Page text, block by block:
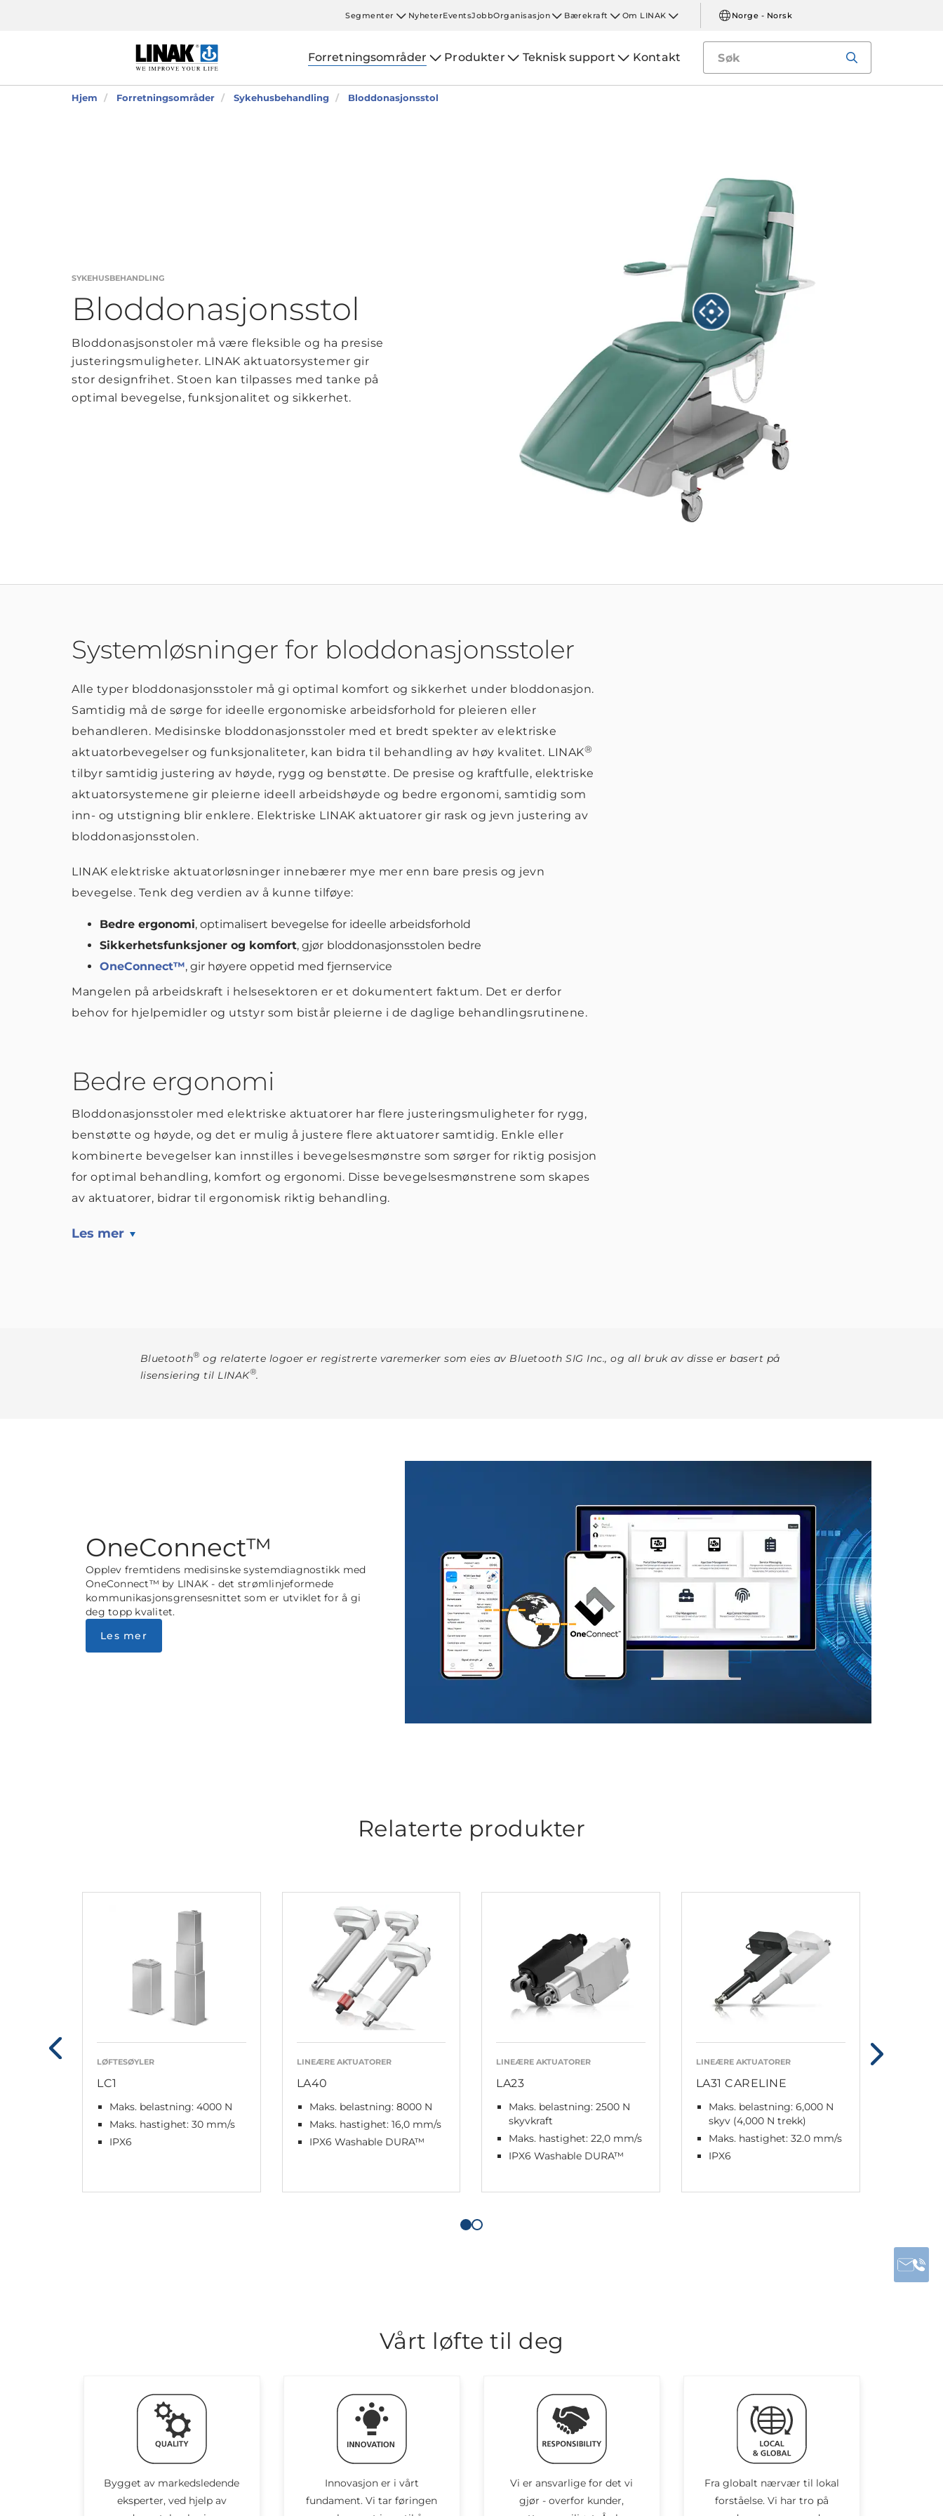
Segmenter NyheterEventsJobbOrganisasjon Bærekraft Om LINAK Norge - Norsk
Forretningsområder Produkter Teknisk support Kontakt
Hjem Forretningsområder Sykehusbehandling Bloddonasjonsstol
SYKEHUSBEHANDLING
Bloddonasjonsstol
Bloddonasjsonstoler må være fleksible og ha presise
justeringsmuligheter. LINAK aktuatorsystemer gir
stor designfrihet. Stoen kan tilpasses med tanke på
optimal bevegelse, funksjonalitet og sikkerhet.
Systemløsninger for bloddonasjonsstoler
Alle typer bloddonasjonsstoler må gi optimal komfort og sikkerhet under bloddonasjon.
Samtidig må de sørge for ideelle ergonomiske arbeidsforhold for pleieren eller
behandleren. Medisinske bloddonasjonsstoler med et bredt spekter av elektriske
aktuatorbevegelser og funksjonaliteter, kan bidra til behandling av høy kvalitet. LINAK®
tilbyr samtidig justering av høyde, rygg og benstøtte. De presise og kraftfulle, elektriske
aktuatorsystemene gir pleierne ideell arbeidshøyde og bedre ergonomi, samtidig som
inn- og utstigning blir enklere. Elektriske LINAK aktuatorer gir rask og jevn justering av
bloddonasjonsstolen.
LINAK elektriske aktuatorløsninger innebærer mye mer enn bare presis og jevn
bevegelse. Tenk deg verdien av å kunne tilføye:
Bedre ergonomi, optimalisert bevegelse for ideelle arbeidsforhold
Sikkerhetsfunksjoner og komfort, gjør bloddonasjonsstolen bedre
OneConnect™, gir høyere oppetid med fjernservice
Mangelen på arbeidskraft i helsesektoren er et dokumentert faktum. Det er derfor
behov for hjelpemidler og utstyr som bistår pleierne i de daglige behandlingsrutinene.
Bedre ergonomi
Bloddonasjonsstoler med elektriske aktuatorer har flere justeringsmuligheter for rygg,
benstøtte og høyde, og det er mulig å justere flere aktuatorer samtidig. Enkle eller
kombinerte bevegelser kan innstilles i bevegelsesmønstre som sørger for riktig posisjon
for optimal behandling, komfort og ergonomi. Disse bevegelsesmønstrene som skapes
av aktuatorer, bidrar til ergonomisk riktig behandling.
Les mer
Bluetooth® og relaterte logoer er registrerte varemerker som eies av Bluetooth SIG Inc., og all bruk av disse er basert på
lisensiering til LINAK®.
OneConnect™
Opplev fremtidens medisinske systemdiagnostikk med
OneConnect™ by LINAK - det strømlinjeformede
kommunikasjonsgrensesnittet som er utviklet for å gi
deg topp kvalitet.
Les mer
Relaterte produkter
LØFTESØYLER
LC1
Maks. belastning: 4000 N
Maks. hastighet: 30 mm/s
IPX6
LINEÆRE AKTUATORER
LA40
Maks. belastning: 8000 N
Maks. hastighet: 16,0 mm/s
IPX6 Washable DURA™
LINEÆRE AKTUATORER
LA23
Maks. belastning: 2500 N
skyvkraft
Maks. hastighet: 22,0 mm/s
IPX6 Washable DURA™
LINEÆRE AKTUATORER
LA31 CARELINE
Maks. belastning: 6,000 N
skyv (4,000 N trekk)
Maks. hastighet: 32.0 mm/s
IPX6
Vårt løfte til deg
Bygget av markedsledende
eksperter, ved hjelp av
Innovasjon er i vårt
fundament. Vi tar føringen
Vi er ansvarlige for det vi
gjør - overfor kunder,
Fra globalt nærvær til lokal
forståelse. Vi har tro på